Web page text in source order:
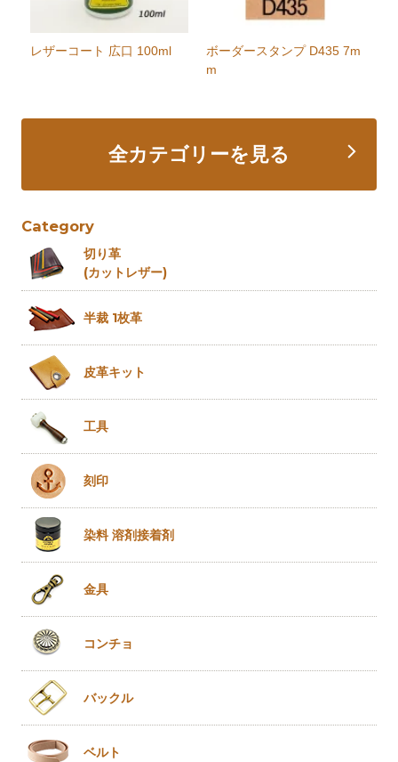
レザーコート 広口 100ml
ボーダースタンプ D435 7m
m
全カテゴリーを見る
Category
切り革
(カットレザー)
半裁 1枚革
皮革キット
工具
刻印
染料 溶剤接着剤
金具
コンチョ
バックル
ベルト